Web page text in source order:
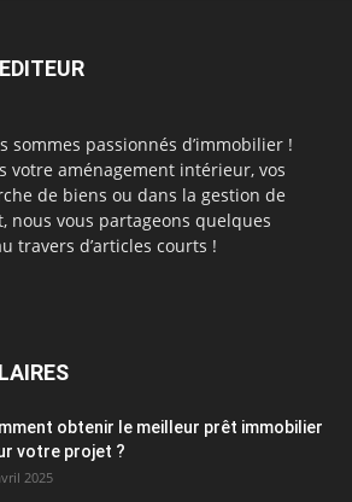
sommes passionnés d’immobilier !
votre aménagement intérieur, vos
de biens ou dans la gestion de
nous vous partageons quelques
travers d’articles courts !
obtenir le meilleur prêt immobilier
votre projet ?
2025